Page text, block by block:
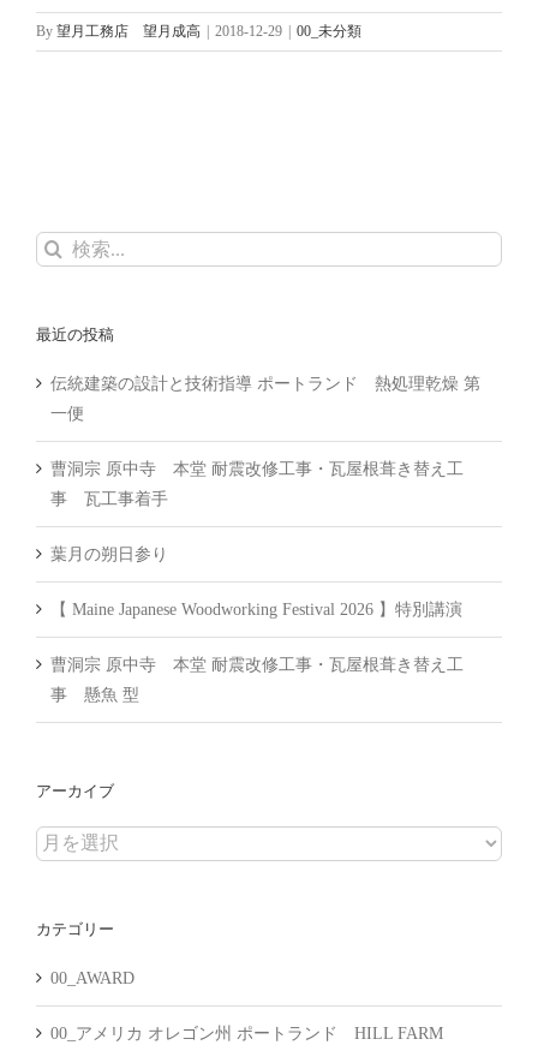
By 望月工務店 望月成高 2018-12-29 00_未分類
検
最近の投稿
伝統建築の設計と技術指導 ポートランド 熱処理乾燥 第
一便
曹洞宗 原中寺 本堂 耐震改修工事・瓦屋根葺き替え工
事 瓦工事着手
葉月の朔日参り
【 Maine Japanese Woodworking Festival 2026 】特別講演
曹洞宗 原中寺 本堂 耐震改修工事・瓦屋根葺き替え工
事 懸魚 型
アーカイブ
ア
イ
カテゴリー
00_AWARD
00_アメリカ オレゴン州 ポートランド HILL FARM